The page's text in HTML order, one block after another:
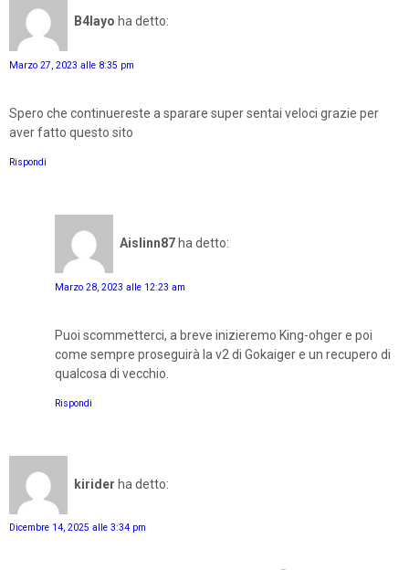
B4layo ha detto:
Marzo 27, 2023 alle 8:35 pm
Spero che continuereste a sparare super sentai veloci grazie per
aver fatto questo sito
Rispondi
Aislinn87 ha detto:
Marzo 28, 2023 alle 12:23 am
Puoi scommetterci, a breve inizieremo King-ohger e poi
come sempre proseguirà la v2 di Gokaiger e un recupero di
qualcosa di vecchio.
Rispondi
kirider ha detto:
Dicembre 14, 2025 alle 3:34 pm